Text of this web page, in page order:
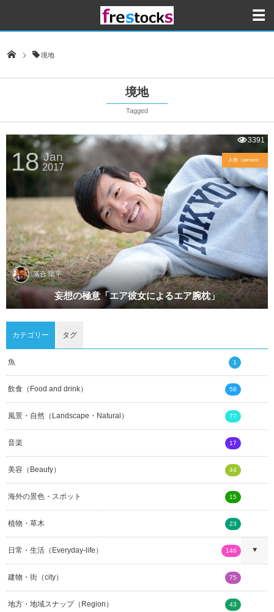
境地
境地
Tagged
落合 陽平
妄想の極意「エア彼女によるエア腕枕」
18 Jan
2017
人物（person）
3391
カテゴリー タグ
魚 1
飲食（Food and drink） 58
風景・自然（Landscape・Natural） 77
音楽 17
美容（Beauty） 44
海外の景色・スポット 15
植物・草木 23
日常・生活（Everyday-life） 146
建物・街（city） 75
地方・地域スナップ（Region） 43